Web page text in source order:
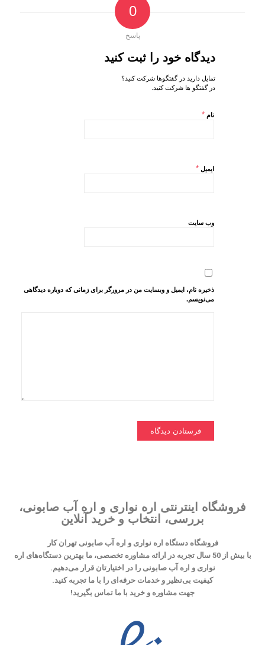
0
پاسخ
دیدگاه خود را ثبت کنید
تمایل دارید در گفتگوها شرکت کنید؟
در گفتگو ها شرکت کنید.
نام *
ایمیل *
وب‌ سایت
ذخیره نام، ایمیل و وبسایت من در مرورگر برای زمانی که دوباره دیدگاهی
می‌نویسم.
فروشگاه اینترنتی اره نواری و اره آب صابونی،
بررسی، انتخاب و خرید آنلاین
فروشگاه دستگاه اره نواری و اره آب صابونی تهران کار
با بیش از 50 سال تجربه در ارائه مشاوره تخصصی، ما بهترین دستگاه‌های اره
نواری و اره آب صابونی را در اختیارتان قرار می‌دهیم.
کیفیت بی‌نظیر و خدمات حرفه‌ای را با ما تجربه کنید.
جهت مشاوره و خرید با ما تماس بگیرید!